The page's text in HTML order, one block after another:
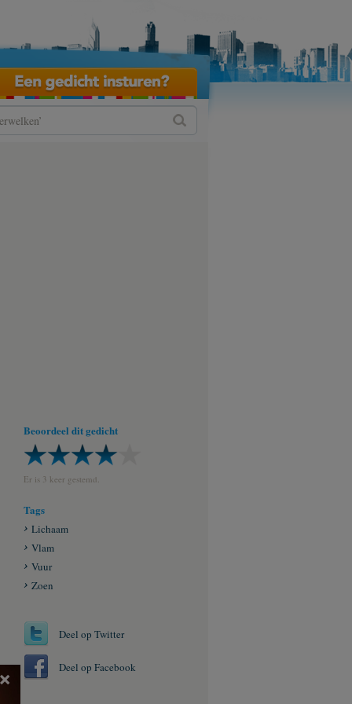
Beoordeel dit gedicht
Er is 3 keer gestemd.
Tags
Lichaam
Vlam
Vuur
Zoen
Deel op Twitter
Deel op Facebook